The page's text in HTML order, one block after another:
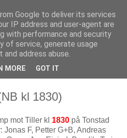
kl 1830)
mot Tiller kl 1830 på Tonstad
: Jonas F, Petter G+B, Andreas
Google to deliver its services
IP address and user-agent are
with performance and security
of service, generate usage
address abuse.
MORE GOT IT